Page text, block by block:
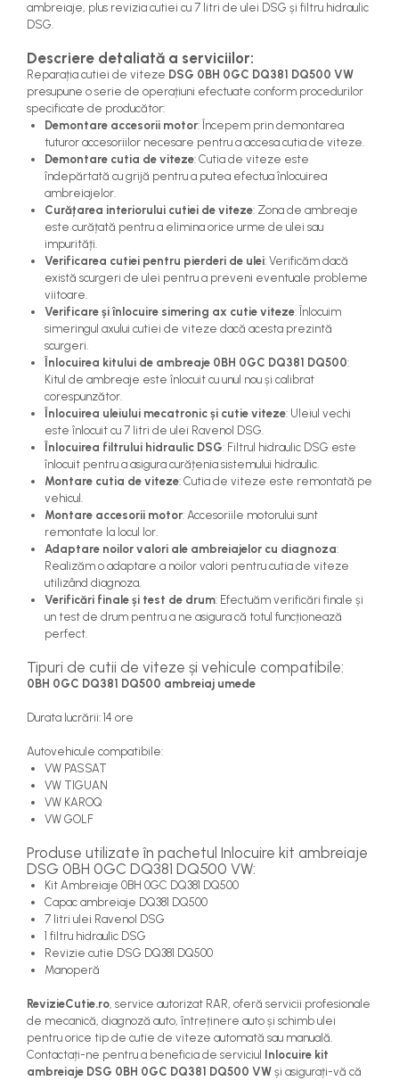
ambreiaje, plus revizia cutiei cu 7 litri de ulei DSG și filtru hidraulic
DSG.
Descriere detaliată a serviciilor:
Reparația cutiei de viteze DSG 0BH 0GC DQ381 DQ500 VW
presupune o serie de operațiuni efectuate conform procedurilor
specificate de producător:
Demontare accesorii motor: Începem prin demontarea
tuturor accesoriilor necesare pentru a accesa cutia de viteze.
Demontare cutia de viteze: Cutia de viteze este
îndepărtată cu grijă pentru a putea efectua înlocuirea
ambreiajelor.
Curățarea interiorului cutiei de viteze: Zona de ambreaje
este curățată pentru a elimina orice urme de ulei sau
impurități.
Verificarea cutiei pentru pierderi de ulei: Verificăm dacă
există scurgeri de ulei pentru a preveni eventuale probleme
viitoare.
Verificare și înlocuire simering ax cutie viteze: Înlocuim
simeringul axului cutiei de viteze dacă acesta prezintă
scurgeri.
Înlocuirea kitului de ambreaje 0BH 0GC DQ381 DQ500:
Kitul de ambreaje este înlocuit cu unul nou și calibrat
corespunzător.
Înlocuirea uleiului mecatronic și cutie viteze: Uleiul vechi
este înlocuit cu 7 litri de ulei Ravenol DSG.
Înlocuirea filtrului hidraulic DSG: Filtrul hidraulic DSG este
înlocuit pentru a asigura curățenia sistemului hidraulic.
Montare cutia de viteze: Cutia de viteze este remontată pe
vehicul.
Montare accesorii motor: Accesoriile motorului sunt
remontate la locul lor.
Adaptare noilor valori ale ambreiajelor cu diagnoza:
Realizăm o adaptare a noilor valori pentru cutia de viteze
utilizând diagnoza.
Verificări finale și test de drum: Efectuăm verificări finale și
un test de drum pentru a ne asigura că totul funcționează
perfect.
Tipuri de cutii de viteze și vehicule compatibile:
0BH 0GC DQ381 DQ500 ambreiaj umede
Durata lucrării: 14 ore
Autovehicule compatibile:
VW PASSAT
VW TIGUAN
VW KAROQ
VW GOLF
Produse utilizate în pachetul Inlocuire kit ambreiaje
DSG 0BH 0GC DQ381 DQ500 VW:
Kit Ambreiaje 0BH 0GC DQ381 DQ500
Capac ambreiaje DQ381 DQ500
7 litri ulei Ravenol DSG
1 filtru hidraulic DSG
Revizie cutie DSG DQ381 DQ500
Manoperă
RevizieCutie.ro, service autorizat RAR, oferă servicii profesionale
de mecanică, diagnoză auto, întreținere auto și schimb ulei
pentru orice tip de cutie de viteze automată sau manuală.
Contactați-ne pentru a beneficia de serviciul
Inlocuire kit
ambreiaje DSG 0BH 0GC DQ381 DQ500 VW și asigurați-vă că